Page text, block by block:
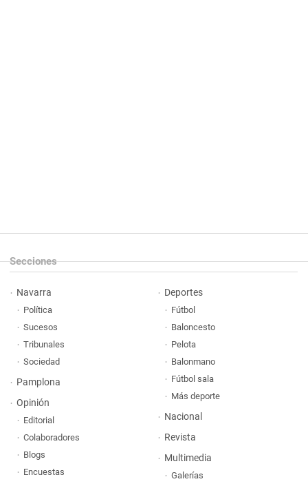
Secciones
Navarra
Política
Sucesos
Tribunales
Sociedad
Pamplona
Opinión
Editorial
Colaboradores
Blogs
Encuestas
Deportes
Fútbol
Baloncesto
Pelota
Balonmano
Fútbol sala
Más deporte
Nacional
Revista
Multimedia
Galerías